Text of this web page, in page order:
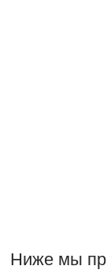
Ниже мы